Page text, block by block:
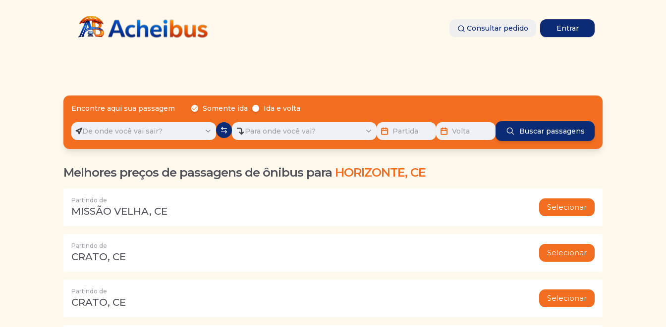
Consultar pedido Entrar
Encontre aqui sua passagem Somente ida Ida e volta
De onde você vai sair? Para onde você vai? Partida Volta Buscar passagens
Melhores preços de passagens de ônibus para HORIZONTE, CE
Partindo de
MISSÃO VELHA, CE Selecionar
Partindo de
CRATO, CE Selecionar
Partindo de
CRATO, CE Selecionar